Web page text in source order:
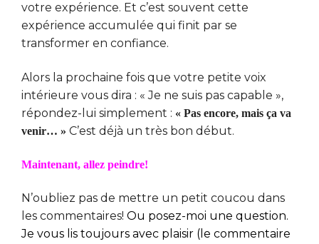
votre expérience. Et c’est souvent cette
expérience accumulée qui finit par se
transformer en confiance.
Alors la prochaine fois que votre petite voix
intérieure vous dira : « Je ne suis pas capable »,
répondez-lui simplement : « Pas encore, mais ça va
venir… » C’est déjà un très bon début.
Maintenant, allez peindre!
N’oubliez pas de mettre un petit coucou dans
les commentaires! Ou posez-moi une question.
Je vous lis toujours avec plaisir (le commentaire